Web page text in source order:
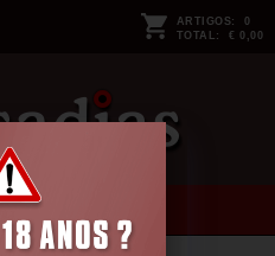
ARTIGOS: 0
TOTAL: € 0,00